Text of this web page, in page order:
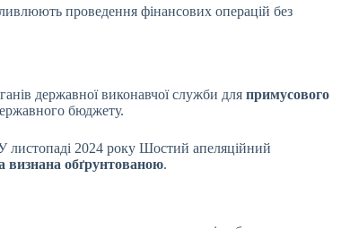
проведення фінансових операцій без
державної виконавчої служби для примусового
бюджету.
листопаді 2024 року Шостий апеляційний
визнана обґрунтованою.